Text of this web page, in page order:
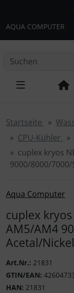
AQUA COMPUTER
Startseite
CPU-Kühler
cuplex kryos
9000/8000/
Aqua Computer
cuplex kryos
AM5/AM4
Acetal/Nickel
Art.Nr.: 21831
GTIN/EAN:
HAN: 21831